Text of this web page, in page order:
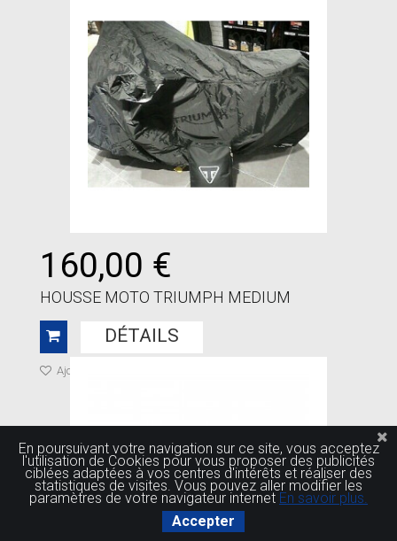
160,00 €
HOUSSE MOTO TRIUMPH MEDIUM
DÉTAILS
Ajouter à ma liste de cadeaux
En poursuivant votre navigation sur ce site, vous acceptez
l'utilisation de Cookies pour vous proposer des publicités
ciblées adaptées à vos centres d'intérêts et réaliser des
statistiques de visites. Vous pouvez aller modifier les
paramètres de votre navigateur internet En savoir plus.
Accepter